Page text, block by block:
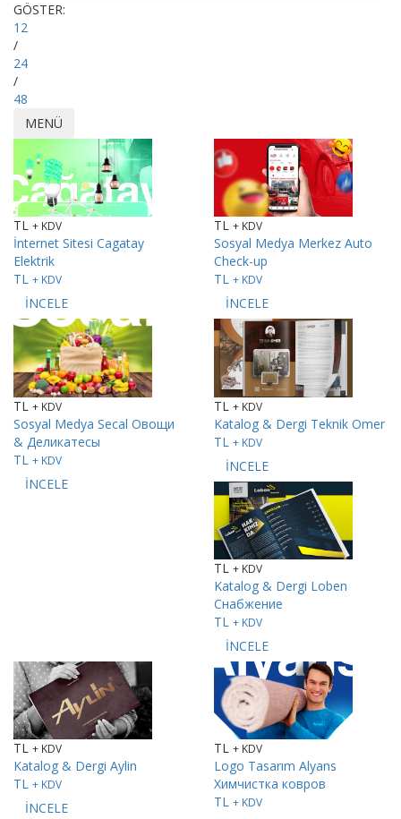
GÖSTER:
12
/
24
/
48
MENÜ
TL + KDV
İnternet Sitesi Cagatay
Elektrik
TL + KDV
İNCELE
TL + KDV
Sosyal Medya Merkez Auto
Check-up
TL + KDV
İNCELE
TL + KDV
Sosyal Medya Secal Овощи
& Деликатесы
TL + KDV
İNCELE
TL + KDV
Katalog & Dergi Teknik Omer
TL + KDV
İNCELE
TL + KDV
Katalog & Dergi Loben
Снабжение
TL + KDV
İNCELE
TL + KDV
Katalog & Dergi Aylin
TL + KDV
İNCELE
TL + KDV
Logo Tasarım Alyans
Химчистка ковров
TL + KDV